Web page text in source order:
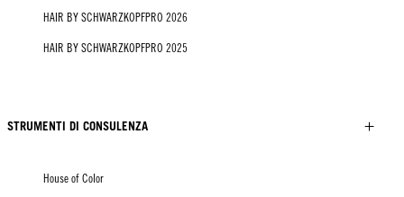
HAIR BY SCHWARZKOPFPRO 2026
HAIR BY SCHWARZKOPFPRO 2025
STRUMENTI DI CONSULENZA
House of Color